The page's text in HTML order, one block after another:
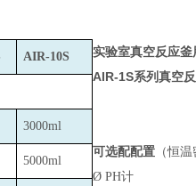
AIR-10S
3000ml
5000ml
实验室真空反应
AIR-1S系列真空
可选配配置 （恒
Ø PH计